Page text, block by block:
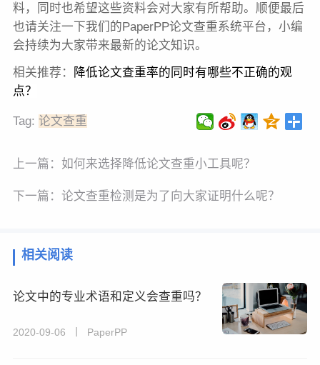
料，同时也希望这些资料会对大家有所帮助。顺便最后
也请关注一下我们的PaperPP论文查重系统平台，小编
会持续为大家带来最新的论文知识。
相关推荐：
降低论文查重率的同时有哪些不正确的观
点？
Tag: 论文查重
上一篇： 如何来选择降低论文查重小工具呢？
下一篇： 论文查重检测是为了向大家证明什么呢？
相关阅读
论文中的专业术语和定义会查重吗？
2020-09-06 丨 PaperPP